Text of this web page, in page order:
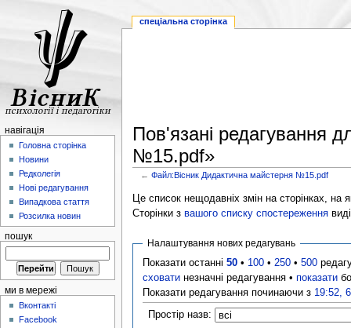
Пов'язані редагування
№15.pdf»
←Файл:Вісник Дидактична майстерня №15.pdf
Це список нещодавніх змін на сторінках, на
Сторінки з вашого списку спостереження
Налаштування нових редагувань
Показати останні50 • 100 • 250 •500
сховати незначні редагування •показати
Показати редагування починаючи з 19:52,
Простір назв:
спеціальна сторінка
навігація
Головна сторінка
Новини
Редколегія
Нові редагування
Випадкова стаття
Розсилка новин
пошук
ми в мережі
Вконтакті
Facebook